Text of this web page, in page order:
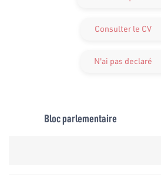
Consulter le CV
N'ai pas declaré
Bloc parlementaire